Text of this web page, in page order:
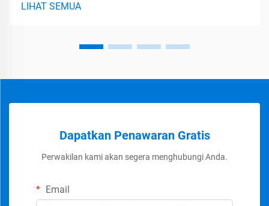
listrik. Secara dasar berfungsi...
LIHAT SEMUA
Dapatkan Penawaran Gratis
Perwakilan kami akan segera menghubungi Anda.
Email